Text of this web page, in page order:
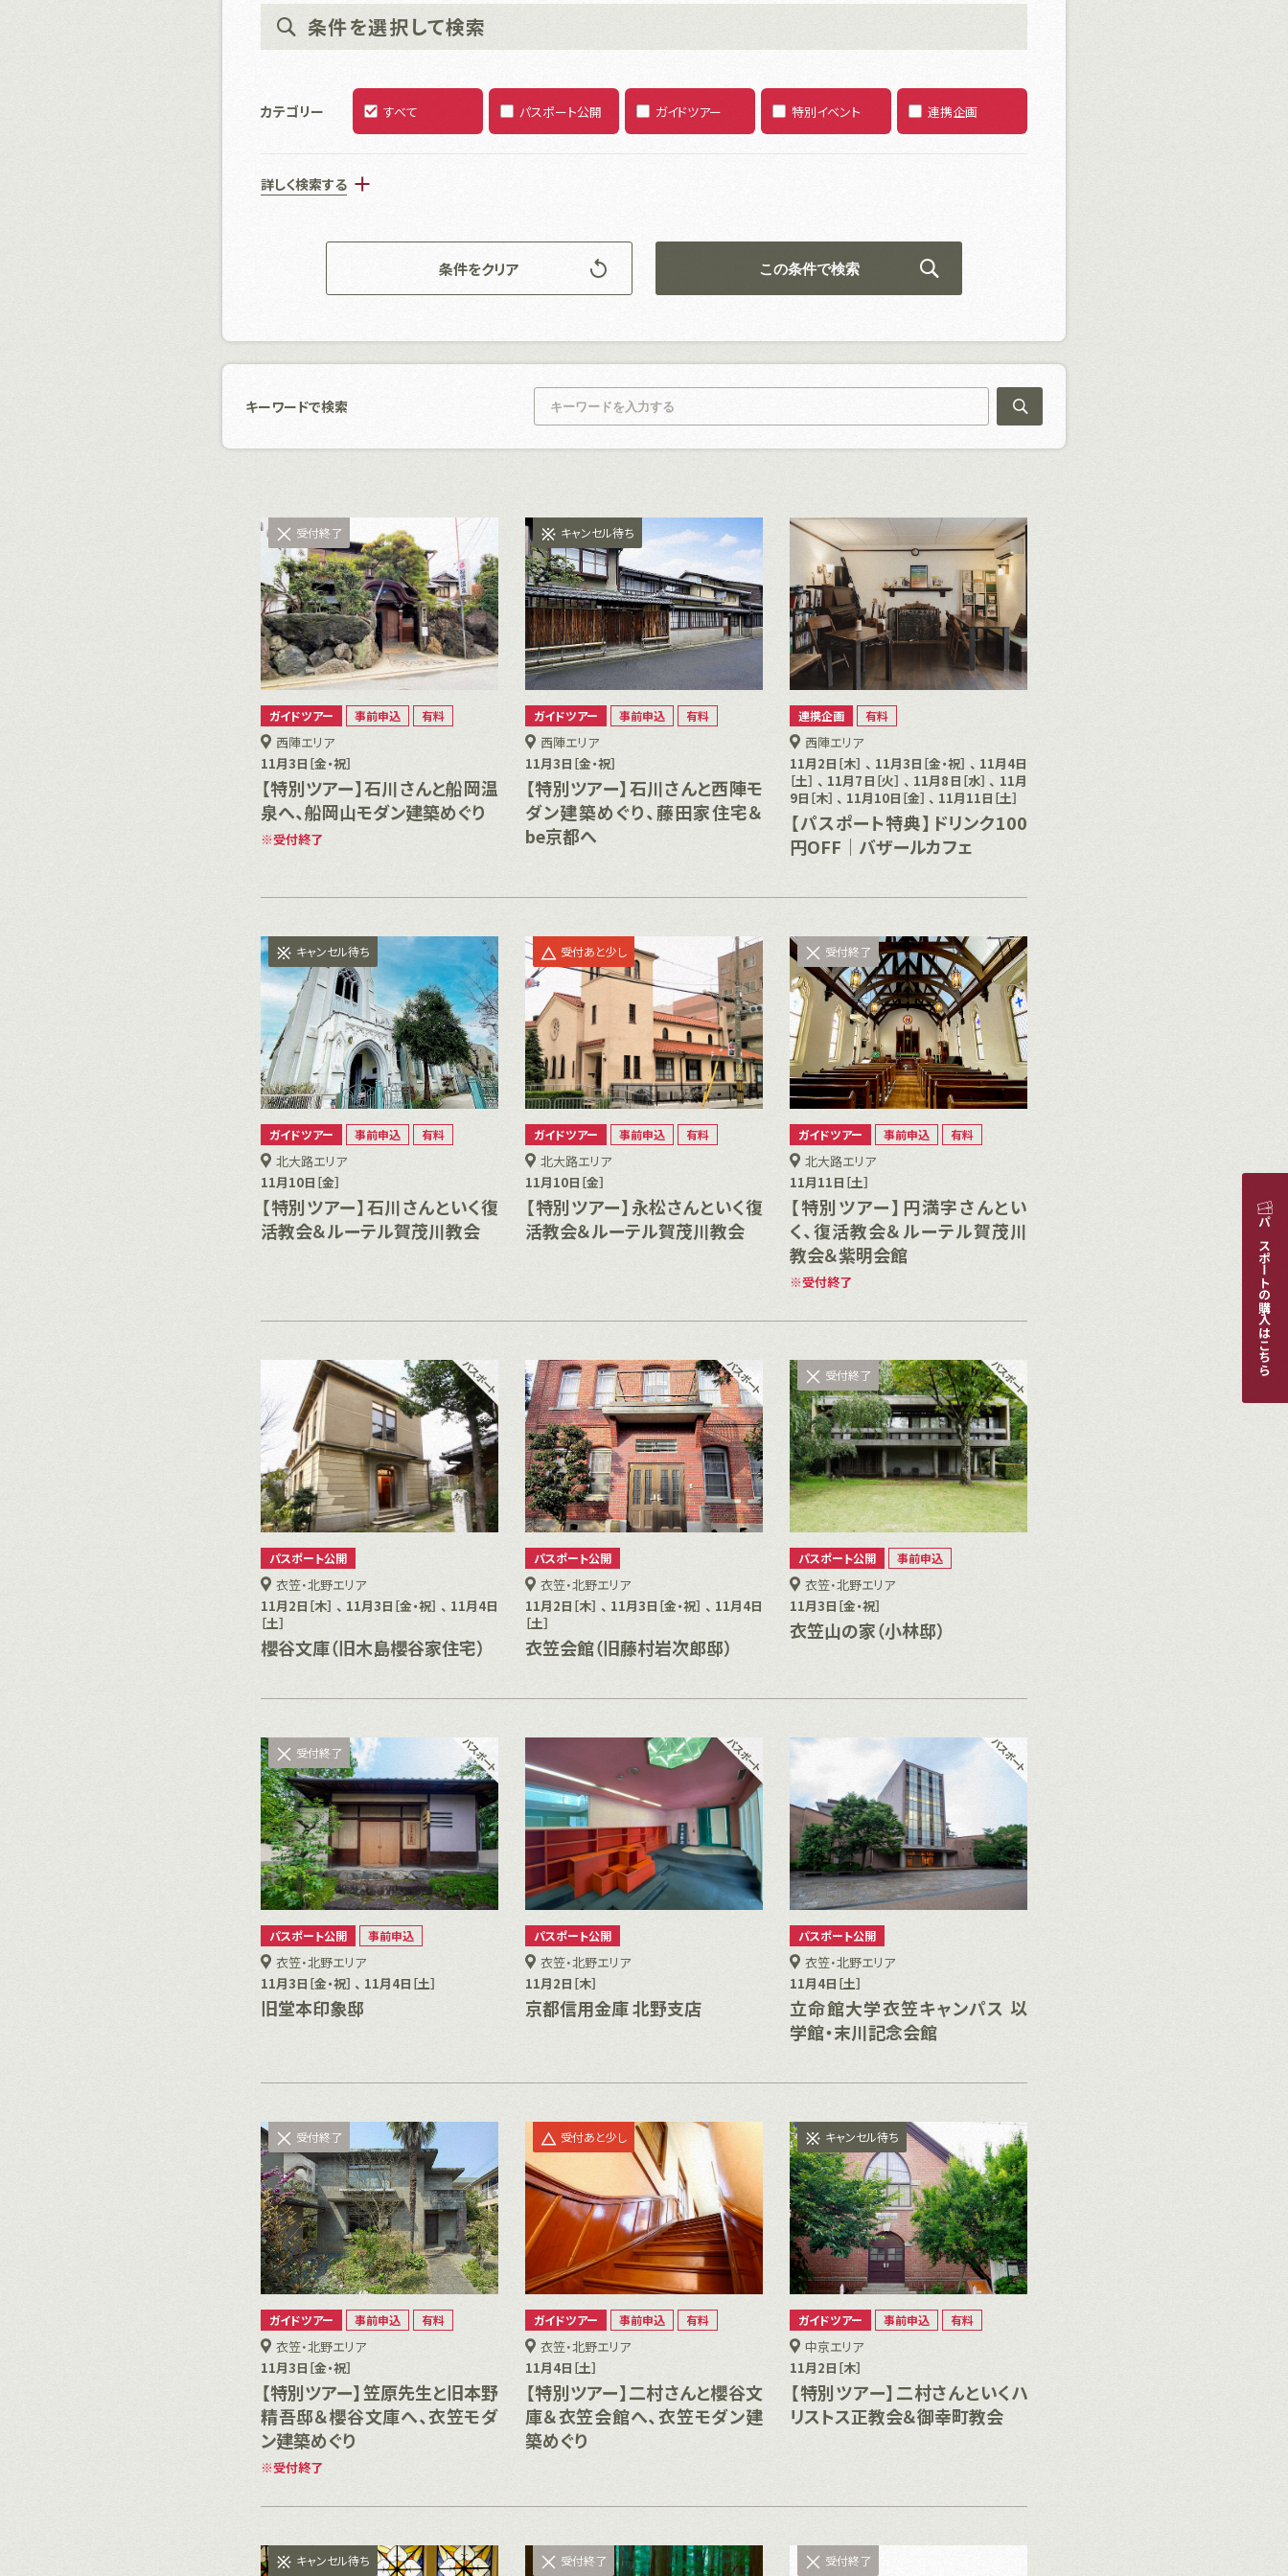
条件を選択して検索
カテゴリー すべて パスポート公開 ガイドツアー 特別イベント 連携企画
条件をクリア この条件で検索
キーワードで検索
受付終了
ガイドツアー 事前申込 有料
西陣エリア
11月3日［金・祝］
【特別ツアー】石川さんと船岡温
泉へ、船岡山モダン建築めぐり
受付終了
キャンセル待ち
ガイドツアー 事前申込 有料
西陣エリア
11月3日［金・祝］
【特別ツアー】石川さんと西陣モ
ダン建築めぐり、藤田家住宅＆
be京都へ
連携企画 有料
西陣エリア
11月2日［木］ 、 11月3日［金・祝］ 、 11月4日
［土］ 、 11月7日［火］ 、 11月8日［水］ 、 11月
9日［木］ 、 11月10日［金］ 、 11月11日［土］
【パスポート特典】ドリンク100
円OFF｜バザールカフェ
キャンセル待ち
ガイドツアー 事前申込 有料
北大路エリア
11月10日［金］
【特別ツアー】石川さんといく復
活教会＆ルーテル賀茂川教会
受付あと少し
ガイドツアー 事前申込 有料
北大路エリア
11月10日［金］
【特別ツアー】永松さんといく復
活教会＆ルーテル賀茂川教会
受付終了
ガイドツアー 事前申込 有料
北大路エリア
11月11日［土］
【特別ツアー】円満字さんとい
く、復活教会＆ルーテル賀茂川
教会＆紫明会館
受付終了
パスポート公開
衣笠・北野エリア
11月2日［木］ 、 11月3日［金・祝］ 、 11月4日
［土］
櫻谷文庫（旧木島櫻谷家住宅）
パスポート公開
衣笠・北野エリア
11月2日［木］ 、 11月3日［金・祝］ 、 11月4日
［土］
衣笠会館（旧藤村岩次郎邸）
受付終了
パスポート公開 事前申込
衣笠・北野エリア
11月3日［金・祝］
衣笠山の家（小林邸）
受付終了
パスポート公開 事前申込
衣笠・北野エリア
11月3日［金・祝］ 、 11月4日［土］
旧堂本印象邸
パスポート公開
衣笠・北野エリア
11月2日［木］
京都信用金庫 北野支店
パスポート公開
衣笠・北野エリア
11月4日［土］
立命館大学衣笠キャンパス 以
学館・末川記念会館
受付終了
ガイドツアー 事前申込 有料
衣笠・北野エリア
11月3日［金・祝］
【特別ツアー】笠原先生と旧本野
精吾邸＆櫻谷文庫へ、衣笠モダ
ン建築めぐり
受付終了
受付あと少し
ガイドツアー 事前申込 有料
衣笠・北野エリア
11月4日［土］
【特別ツアー】二村さんと櫻谷文
庫＆衣笠会館へ、衣笠モダン建
築めぐり
キャンセル待ち
ガイドツアー 事前申込 有料
中京エリア
11月2日［木］
【特別ツアー】二村さんといくハ
リストス正教会＆御幸町教会
キャンセル待ち 受付終了 受付終了
パスポートの購入はこちら